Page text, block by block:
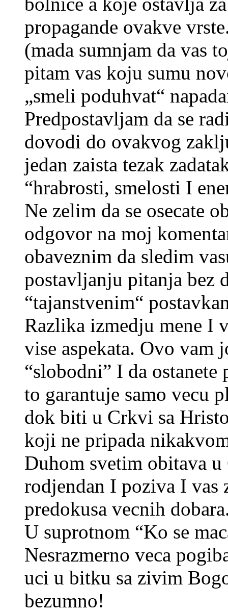
propagande ovakve
(mada sumnjam da vas
pitam vas koju sumu
„smeli poduhvat“
Predpostavljam da se
dovodi do ovakvog
jedan zaista tezak
“hrabrosti, smelosti I
Ne zelim da se osecate
odgovor na moj
obaveznim da sledim
postavljanju pitanja bez
“tajanstvenim“
Razlika izmedju mene I
vise aspekata. Ovo vam
“slobodni” I da
to garantuje samo vecu
dok biti u Crkvi sa
koji ne pripada
Duhom svetim obitava
rodjendan I poziva I vas
predokusa vecnih
U suprotnom “Ko se
Nesrazmerno veca
uci u bitku sa zivim
bezumno!